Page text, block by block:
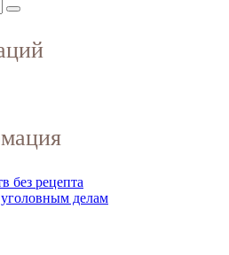
без рецепта
уголовным делам